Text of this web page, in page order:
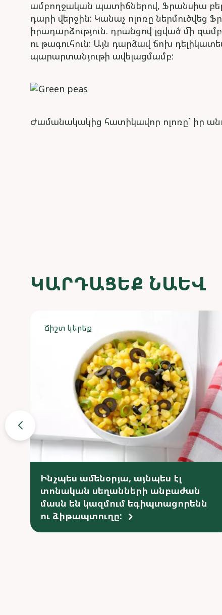
ամբողջական պատիճներով, Ֆրանսիա
դարի վերջին: Կանաչ ոլոռը ներմուծվեց
իրադարձություն. դրանցով լցված մի
ու թագուհուն: Այն դարձավ ճոխ
պարարտանյութի ավելացմամբ:
Ժամանակակից հատիկավոր ոլոռը` իր
ԿԱՐԴԱՑԵՔ ՆԱԵՎ
Ճիշտ կերեք
Ինչպես ամենօրյա, այնպես էլ
տոնական սեղանների անբաժան
մասն են կազմում եգիպտացորենն
ու ձիթապտուղը: